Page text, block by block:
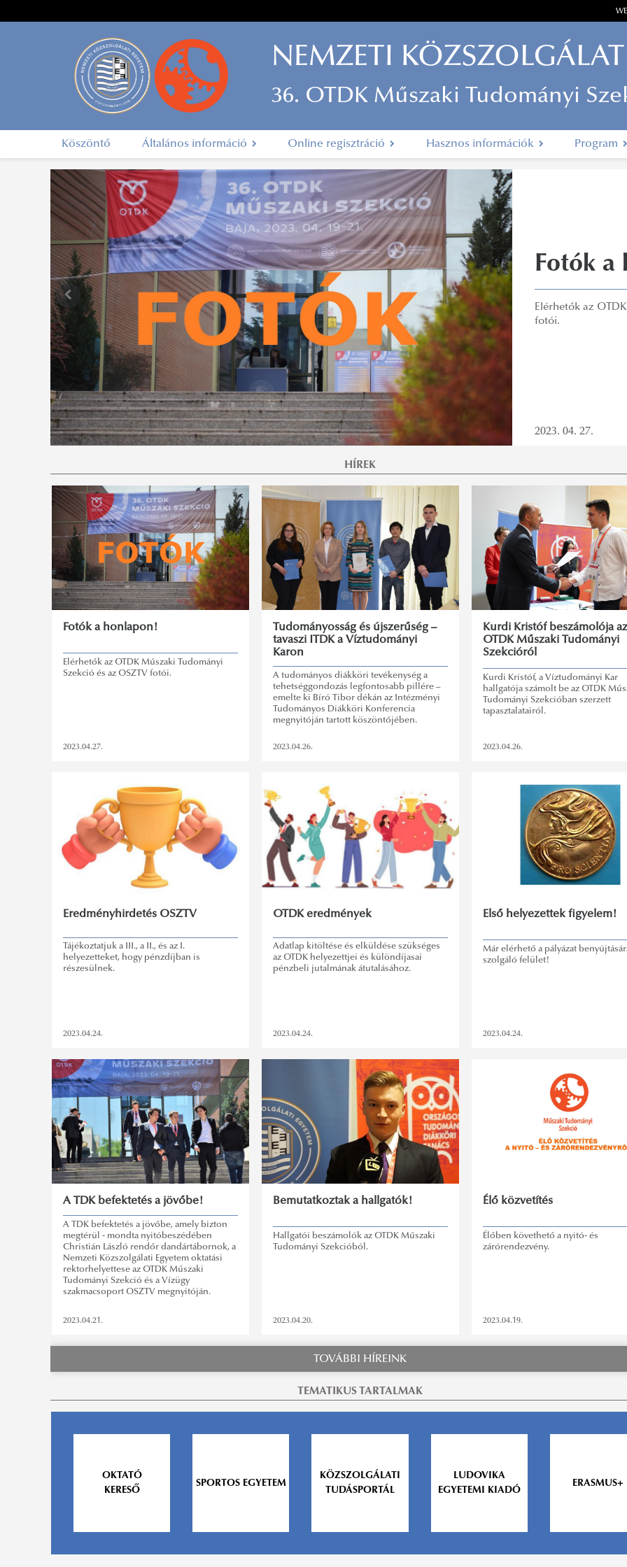
NEMZETI
36. OTDK Műszaki Tudományi
Köszöntő Általános információ Online regisztráció Hasznos információk Program
Fotók a
Elérhetők az
fotói.
2023. 04. 27.
HÍREK
Fotók a honlapon!
Elérhetők az OTDK Műszaki Tudományi
Szekció és az OSZTV fotói.
2023.04.27.
Tudományosság és újszerűség –
tavaszi ITDK a Víztudományi
Karon
A tudományos diákköri tevékenység a
tehetséggondozás legfontosabb pillére –
emelte ki Bíró Tibor dékán az Intézményi
Tudományos Diákköri Konferencia
megnyitóján tartott köszöntőjében.
2023.04.26.
Kurdi Kristóf beszámolója az
OTDK Műszaki Tudományi
Szekcióról
Kurdi Kristóf, a Víztudományi Kar
hallgatója számolt be az OTDK
Tudományi Szekcióban szerzett
tapasztalatairól.
2023.04.26.
Eredményhirdetés OSZTV
Tájékoztatjuk a III., a II., és az I.
helyezetteket, hogy pénzdíjban is
részesülnek.
2023.04.24.
OTDK eredmények
Adatlap kitöltése és elküldése szükséges
az OTDK helyezettjei és különdíjasai
pénzbeli jutalmának átutalásához.
2023.04.24.
Első helyezettek figyelem!
Már elérhető a pályázat
szolgáló felület!
2023.04.24.
A TDK befektetés a jövőbe!
A TDK befektetés a jövőbe, amely bizton
megtérül - mondta nyitóbeszédében
Christián László rendőr dandártábornok, a
Nemzeti Közszolgálati Egyetem oktatási
rektorhelyettese az OTDK Műszaki
Tudományi Szekció és a Vízügy
szakmacsoport OSZTV megnyitóján.
2023.04.21.
Bemutatkoztak a hallgatók!
Hallgatói beszámolók az OTDK Műszaki
Tudományi Szekcióból.
2023.04.20.
Élő közvetítés
Élőben követhető a nyitó- és
zárórendezvény.
2023.04.19.
TOVÁBBI HÍREINK
TEMATIKUS TARTALMAK
OKTATÓ
KERESŐ
SPORTOS EGYETEM
KÖZSZOLGÁLATI
TUDÁSPORTÁL
LUDOVIKA
EGYETEMI KIADÓ
ERASMUS+